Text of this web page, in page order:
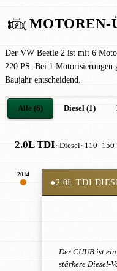
MOTOREN-
Der VW Beetle 2 ist mit 6
220 PS. Bei 1 Motorisierungen
Baujahr entscheidend.
Alle (6) Diesel (1)
2.0L TDI· Diesel· 110–150
2014
●2.0L TDI
Der CUUB ist
stärkere Diesel-